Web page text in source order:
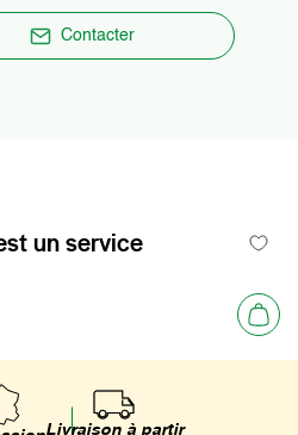
Contacter
un service
Livraison à partir